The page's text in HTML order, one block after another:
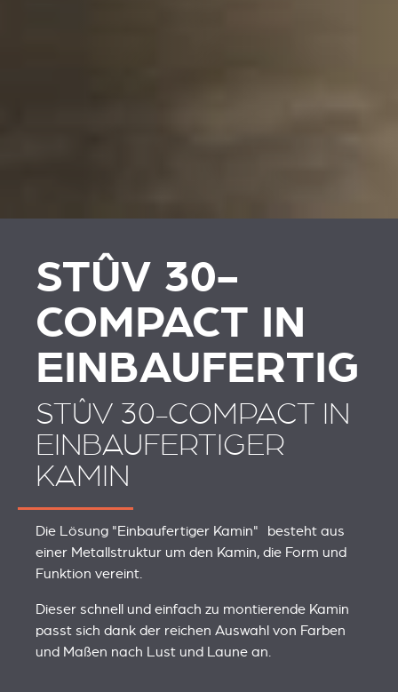
STÛV 30-
COMPACT IN
EINBAUFERTIG
STÛV 30-COMPACT IN
EINBAUFERTIGER
KAMIN
Die Lösung "Einbaufertiger Kamin" besteht aus
einer Metallstruktur um den Kamin, die Form und
Funktion vereint.
Dieser schnell und einfach zu montierende Kamin
passt sich dank der reichen Auswahl von Farben
und Maßen nach Lust und Laune an.